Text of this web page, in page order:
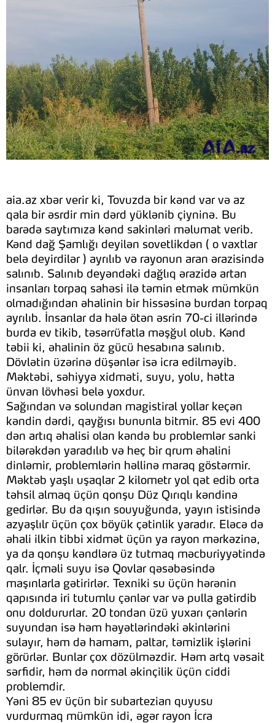
aia.az xbər verir ki, Tovuzda bir kənd var və az
qala bir əsrdir min dərd yüklənib çiyninə. Bu
barədə saytımıza kənd sakinləri məlumat verib.
Kənd dağ Şamlığı deyilən sovetlikdən ( o vaxtlar
belə deyirdilər ) ayrılıb və rayonun aran ərazisində
salınıb. Salınıb deyəndəki dağlıq ərazidə artan
insanları torpaq sahəsi ilə təmin etmək mümkün
olmadığından əhalinin bir hissəsinə burdan torpaq
ayrılıb. İnsanlar da hələ ötən əsrin 70-ci illərində
burda ev tikib, təsərrüfatla məşğul olub. Kənd
təbii ki, əhalinin öz gücü hesabına salınıb.
Dövlətin üzərinə düşənlər isə icra edilməyib.
Məktəbi, səhiyyə xidməti, suyu, yolu, hətta
ünvan lövhəsi belə yoxdur.
Sağından və solundan magistiral yollar keçən
kəndin dərdi, qayğısı bununla bitmir. 85 evi 400
dən artıq əhalisi olan kəndə bu problemlər sanki
bilərəkdən yaradılıb və heç bir qrum əhalini
dinləmir, problemlərin həllinə maraq göstərmir.
Məktəb yaşlı uşaqlar 2 kilometr yol qət edib orta
təhsil almaq üçün qonşu Düz Qırıqlı kəndinə
gedirlər. Bu da qışın souyuğunda, yayın istisində
azyaşlılr üçün çox böyük çətinlik yaradır. Eləcə də
əhali ilkin tibbi xidmət üçün ya rayon mərkəzinə,
ya da qonşu kəndlərə üz tutmaq məcburiyyətində
qalr. İçməli suyu isə Qovlar qəsəbəsində
maşınlarla gətirirlər. Texniki su üçün hərənin
qapısında iri tutumlu çənlər var və pulla gətirdib
onu doldururlar. 20 tondan üzü yuxarı çənlərin
suyundan isə həm həyətlərindəki əkinlərini
sulayır, həm də hamam, paltar, təmizlik işlərini
görürlər. Bunlar çox dözülməzdir. Həm artq vəsait
sərfidir, həm də normal əkinçilik üçün ciddi
problemdir.
Yəni 85 ev üçün bir subartezian quyusu
vurdurmaq mümkün idi, əgər rayon İcra